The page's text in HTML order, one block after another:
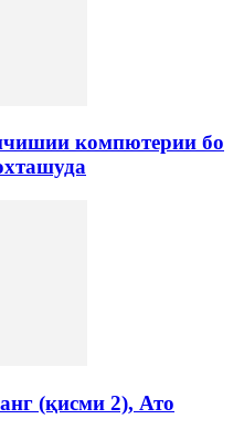
компютерии бо
(қисми 2), Ато